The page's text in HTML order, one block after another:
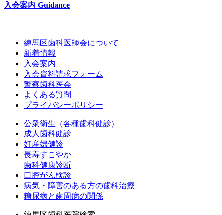
入会案内 Guidance
練馬区歯科医師会について
新着情報
入会案内
入会資料請求フォーム
警察歯科医会
よくある質問
プライバシーポリシー
公衆衛生（各種歯科健診）
成人歯科健診
妊産婦健診
長寿すこやか
歯科健康診断
口腔がん検診
病気・障害のある方の歯科治療
糖尿病と歯周病の関係